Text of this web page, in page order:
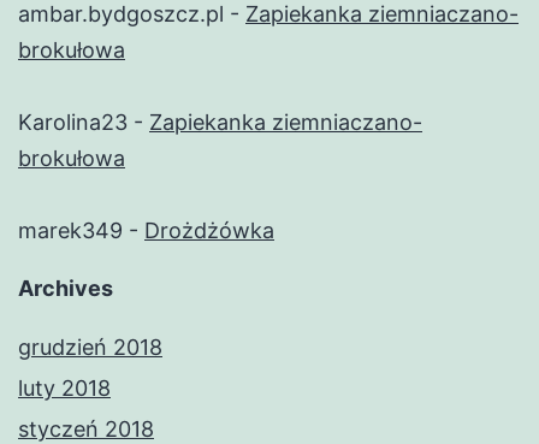
ambar.bydgoszcz.pl - Zapiekanka ziemniaczano-
brokułowa
Karolina23 - Zapiekanka ziemniaczano-
brokułowa
marek349 - Drożdżówka
Archives
grudzień 2018
luty 2018
styczeń 2018